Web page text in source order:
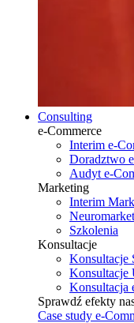
Consulting
e-Commerce
Interim e-
Doradztwo
Audyt e-
Marketing
Interim
Szkolenia
Konsultacje
Konsultacje
Konsultacje
Konsultacja
Sprawdź efekty
Case study e-